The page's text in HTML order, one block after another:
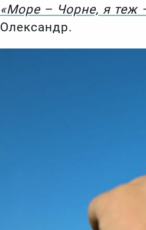
«Море – Чорне, я теж
Олександр.